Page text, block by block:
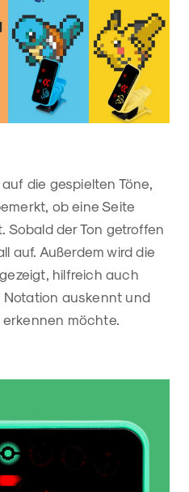
die gespielten Töne,
ob eine Seite
Sobald der Ton getroffen
auf. Außerdem wird die
hilfreich auch
auskennt und
erkennen möchte.